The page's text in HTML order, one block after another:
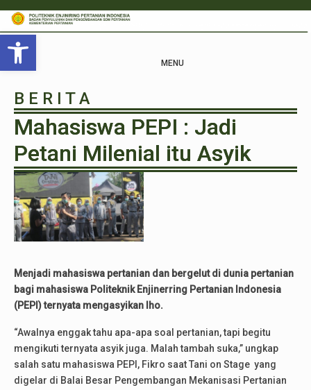
Open toolbar
MENU
B E R I T A
Mahasiswa PEPI : Jadi
Petani Milenial itu Asyik
Menjadi mahasiswa pertanian dan bergelut di dunia pertanian
bagi mahasiswa Politeknik Enjinerring Pertanian Indonesia
(PEPI) ternyata mengasyikan lho.
“Awalnya enggak tahu apa-apa soal pertanian, tapi begitu
mengikuti ternyata asyik juga. Malah tambah suka,” ungkap
salah satu mahasiswa PEPI, Fikro saat Tani on Stage yang
digelar di Balai Besar Pengembangan Mekanisasi Pertanian